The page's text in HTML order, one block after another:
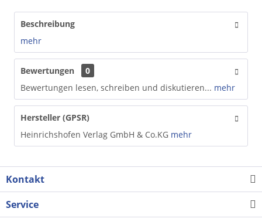
Beschreibung
mehr
Bewertungen
0
Bewertungen lesen, schreiben und diskutieren... mehr
Hersteller (GPSR)
Heinrichshofen Verlag GmbH & Co.KG mehr
Kontakt
Service